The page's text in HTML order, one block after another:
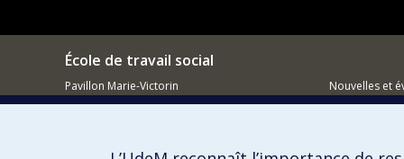
École de travail social
Pavillon Marie-Victorin
Nouvelles et